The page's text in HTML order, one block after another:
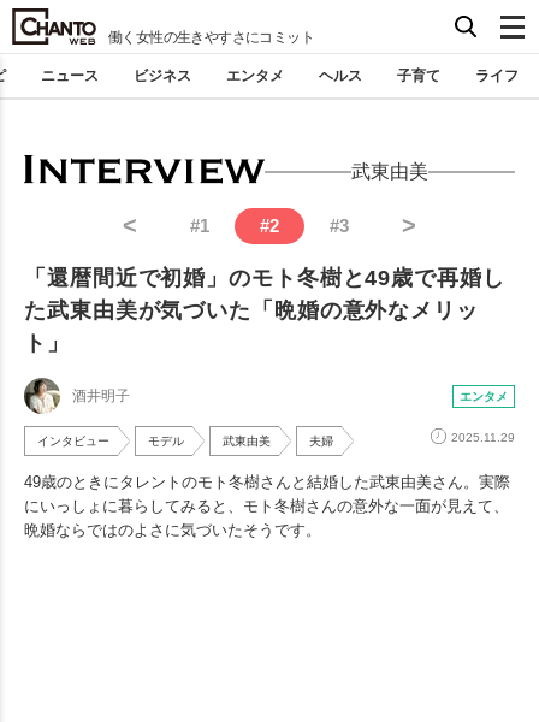
働く女性の生きやすさにコミット
ニュース ビジネス エンタメ ヘルス 子育て ライフ
武東由美
< #1 #2 #3 >
「還暦間近で初婚」のモト冬樹と49歳で再婚し
た武東由美が気づいた「晩婚の意外なメリッ
ト」
酒井明子 エンタメ
インタビュー モデル 武東由美 夫婦 2025.11.29
49歳のときにタレントのモト冬樹さんと結婚した武東由美さん。実際
にいっしょに暮らしてみると、モト冬樹さんの意外な一面が見えて、
晩婚ならではのよさに気づいたそうです。